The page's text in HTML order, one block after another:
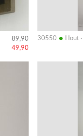
89,90
49,90
30550 • Hout ·
Bekijk